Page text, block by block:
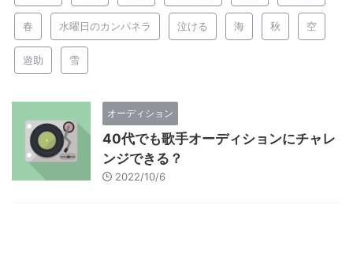
春 水曜日のカンパネラ 泣ける 海 秋 空
遊助 雪
オーディション
40代でも歌手オーディションにチャレ
ンジできる？
2022/10/6